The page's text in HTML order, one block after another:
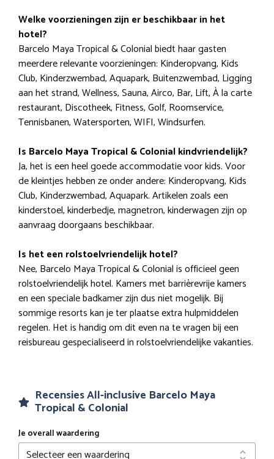
Welke voorzieningen zijn er beschikbaar in het
hotel?
Barcelo Maya Tropical & Colonial biedt haar gasten
meerdere relevante voorzieningen: Kinderopvang, Kids
Club, Kinderzwembad, Aquapark, Buitenzwembad, Ligging
aan het strand, Wellness, Sauna, Airco, Bar, Lift, À la carte
restaurant, Discotheek, Fitness, Golf, Roomservice,
Tennisbanen, Watersporten, WIFI, Windsurfen.
Is Barcelo Maya Tropical & Colonial kindvriendelijk?
Ja, het is een heel goede accommodatie voor kids. Voor
de kleintjes hebben ze onder andere: Kinderopvang, Kids
Club, Kinderzwembad, Aquapark. Artikelen zoals een
kinderstoel, kinderbedje, magnetron, kinderwagen zijn op
aanvraag doorgaans beschikbaar.
Is het een rolstoelvriendelijk hotel?
Nee, Barcelo Maya Tropical & Colonial is officieel geen
rolstoelvriendelijk hotel. Kamers met barrièrevrije kamers
en een speciale badkamer zijn dus niet mogelijk. Bij
sommige resorts kan je ter plaatse extra hulpmiddelen
regelen. Het is handig om dit even na te vragen bij een
reisbureau gespecialiseerd in rolstoelvriendelijke vakanties.
Recensies All-inclusive Barcelo Maya
Tropical & Colonial
Je overall waardering